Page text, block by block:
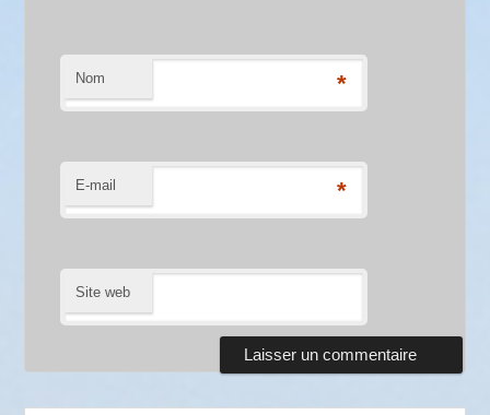
Nom *
E-mail *
Site web